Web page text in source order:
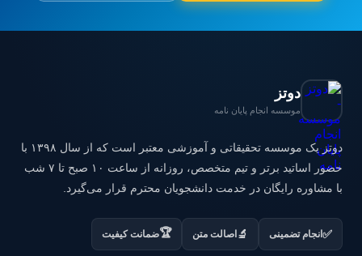
دوتز
موسسه انجام پایان نامه
دوتز یک موسسه تحقیقاتی و آموزشی معتبر است که از سال ۱۳۹۸ با
حضور اساتید برتر و تیم متخصص، روزانه از ساعت ۱۰ صبح تا ۷ شب
با مشاوره رایگان در خدمت دانشجویان محترم قرار می‌گیرد.
✅ انجام تضمینی 🔬 اصالت متن 🏆ضمانت کیفیت